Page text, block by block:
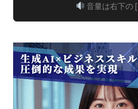
音量は右下の [